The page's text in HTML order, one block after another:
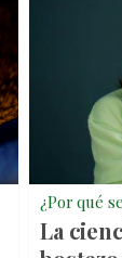
¿Por qué
La